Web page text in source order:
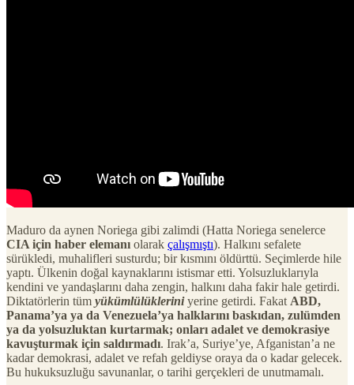
Maduro da aynen Noriega gibi zalimdi (Hatta Noriega senelerce
CIA için haber elemanı olarak çalışmıştı). Halkını sefalete
sürükledi, muhalifleri susturdu; bir kısmını öldürttü. Seçimlerde hile
yaptı. Ülkenin doğal kaynaklarını istismar etti. Yolsuzluklarıyla
kendini ve yandaşlarını daha zengin, halkını daha fakir hale getirdi.
Diktatörlerin tüm yükümlülükleriniyerine getirdi. Fakat ABD,
Panama’ya ya da Venezuela’ya halklarını baskıdan, zulümden
ya da yolsuzluktan kurtarmak; onları adalet ve demokrasiye
kavuşturmak için saldırmadı. Irak’a, Suriye’ye, Afganistan’a ne
kadar demokrasi, adalet ve refah geldiyse oraya da o kadar gelecek.
Bu hukuksuzluğu savunanlar, o tarihi gerçekleri de unutmamalı.